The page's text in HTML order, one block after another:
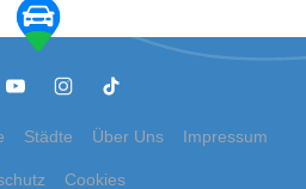
Städte Über Uns Impressum
Cookies